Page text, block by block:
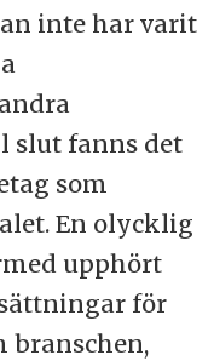
inte har varit
slut fanns det
som
En olycklig
upphört
för
branschen,